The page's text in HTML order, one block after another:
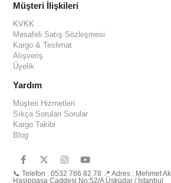
Müşteri İlişkileri
KVKK
Mesafeli Satış Sözleşmesi
Kargo & Teslimat
Alışveriş
Üyelik
Yardım
Müşteri Hizmetleri
Sıkça Sorulan Sorular
Kargo Takibi
Blog
📞 Telefon : 0532 766 82 78 📍 Adres : Mehmet
Hasippaşa Caddesi No:52/A Üsküdar / İstanbul